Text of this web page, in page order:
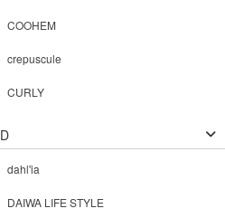
COOHEM
crepuscule
CURLY
D
dahl'ia
DAIWA LIFE STYLE